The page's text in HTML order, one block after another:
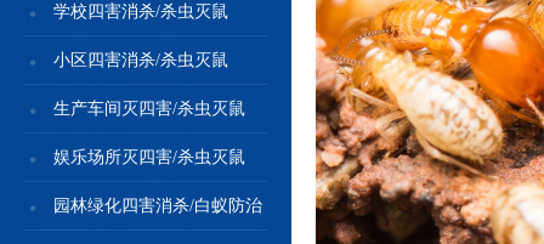
学校四害消杀/杀虫灭鼠
小区四害消杀/杀虫灭鼠
生产车间灭四害/杀虫灭鼠
娱乐场所灭四害/杀虫灭鼠
园林绿化四害消杀/白蚁防治